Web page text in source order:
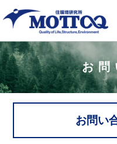
お
お問い